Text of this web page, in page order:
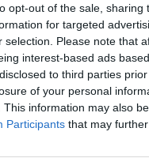
opt-out of the sale,
for targeted
selection. Please note that
interest-based ads
to third parties
of your personal
This information may also
Participants that may
Helena
że kamery mogą
obraz i dźwięk w
będzie pozwalał na
daty i godziny